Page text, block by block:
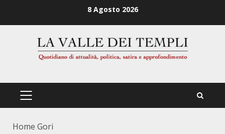
8 Agosto 2026
PRIMÄRES
Home Gori